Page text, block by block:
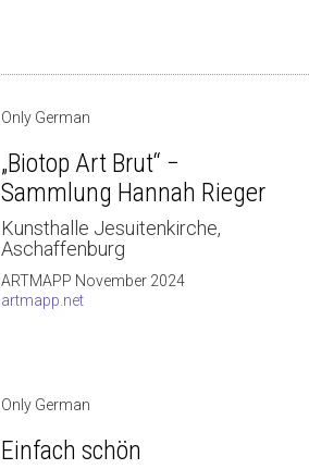
Only German
„Biotop Art Brut“ −
Sammlung Hannah Rieger
Kunsthalle Jesuitenkirche,
Aschaffenburg
ARTMAPP November 2024
artmapp.net
Only German
Einfach schön